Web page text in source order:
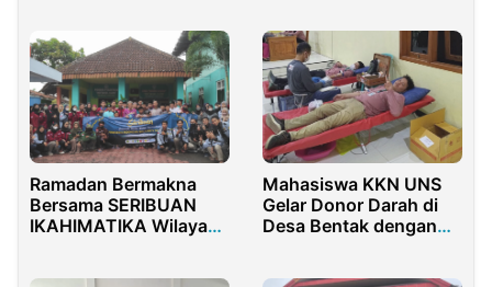
Ramadan Bermakna
Bersama SERIBUAN
IKAHIMATIKA Wilayah
Mahasiswa KKN UNS
Gelar Donor Darah di
Desa Bentak dengan